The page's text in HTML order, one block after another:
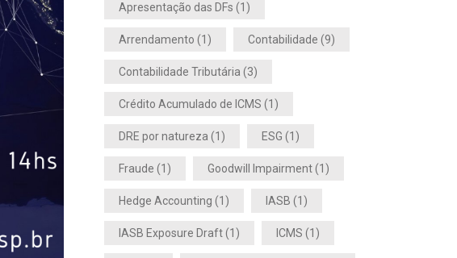
Apresentação das DFs (1)
Arrendamento (1) Contabilidade (9)
Contabilidade Tributária (3)
Crédito Acumulado de ICMS (1)
DRE por natureza (1) ESG (1)
Fraude (1) Goodwill Impairment(1)
Hedge Accounting (1) IASB (1)
IASB Exposure Draft(1) ICMS (1)